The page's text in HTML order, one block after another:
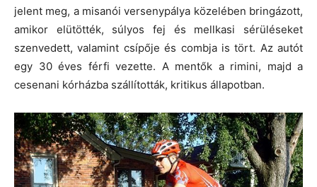
jelent meg, a misanói versenypálya közelében bringázott,
amikor elütötték, súlyos fej és mellkasi sérüléseket
szenvedett, valamint csípője és combja is tört. Az autót
egy 30 éves férfi vezette. A mentők a rimini, majd a
cesenani kórházba szállították, kritikus állapotban.